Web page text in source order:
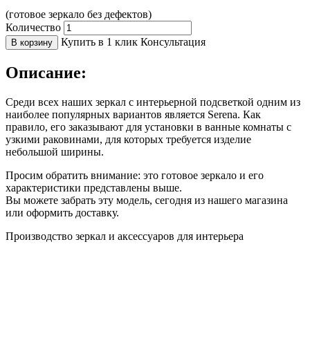
(готовое зеркало без дефектов)
Количество
В корзину Купить в 1 клик Консультация
Описание:
Среди всех наших зеркал с интерьерной подсветкой одним из
наиболее популярных вариантов является Serena. Как
правило, его заказывают для установки в ванные комнаты с
узкими раковинами, для которых требуется изделие
небольшой ширины.
Просим обратить внимание: это готовое зеркало и его
характеристики представлены выше.
Вы можете забрать эту модель, сегодня из нашего магазина
или оформить доставку.
Производство зеркал и аксессуаров для интерьера